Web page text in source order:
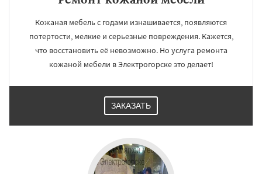
Кожаная мебель с годами изнашивается, появляются
потертости, мелкие и серьезные повреждения. Кажется,
что восстановить её невозможно. Но услуга ремонта
кожаной мебели в Электрогорске это делает!
ЗАКАЗАТЬ